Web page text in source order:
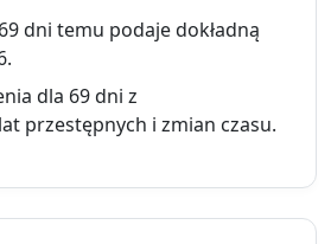
dni
3.10.2026
dni
59
dni temu podaje dokładną
dla 69 dni z
przestępnych i zmian czasu.